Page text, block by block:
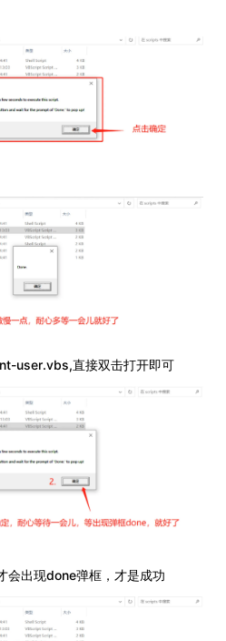
user.vbs,直接双击打开即可
会出现done弹框，才是成功